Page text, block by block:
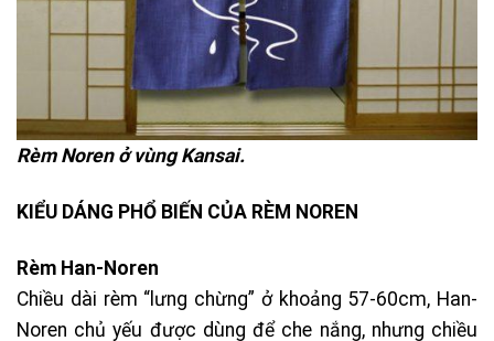
Rèm Noren ở vùng Kansai.
KIỂU DÁNG PHỔ BIẾN CỦA RÈM NOREN
Rèm Han-Noren
Chiều dài rèm “lưng chừng” ở khoảng 57-60cm, Han-
Noren chủ yếu được dùng để che nắng, nhưng chiều